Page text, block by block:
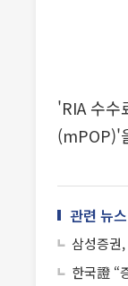
'RIA 수수
(mPOP)'
관련 뉴스
삼성증
한국證 “